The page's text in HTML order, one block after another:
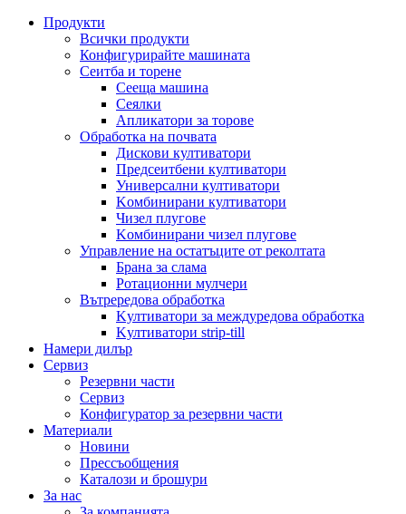
Продукти
Всички продукти
Конфигурирайте машината
Сеитба и торене
Cееща машина
Cеялки
Апликатори за торове
Обработка на почвата
Дискови култиватори
Предсеитбени култиватори
Универсални култиватори
Kомбинирани култиватори
Чизел плугове
Kомбинирани чизел плугове
Управление на остатъците от реколтата
Брана за слама
Pотационни мулчери
Вътрередова обработка
Kултиватори за междуредова обработка
Kултиватори strip-till
Намери дилър
Сервиз
Резервни части
Сервиз
Конфигуратор за резервни части
Материали
Новини
Прессъобщения
Каталози и брошури
За нас